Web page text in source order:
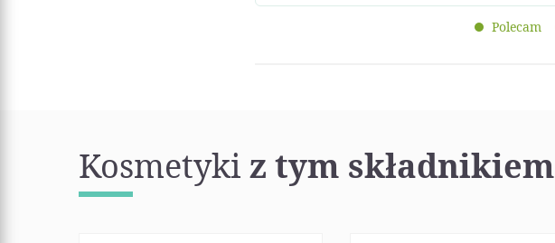
Polecam
Kosmetyki z tym składnikiem